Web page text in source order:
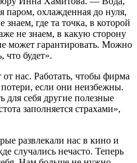
паром, охлажденная до нуля,
где та точка, в которой
не знаем, в какую сторону
может гарантировать. Можно
что будет».
от нас. Работать, чтобы фирма
если они неизбежны.
для себя другие полезные
заполняется страхами»,
развлекали нас в кино и
случались нечасто. Теперь